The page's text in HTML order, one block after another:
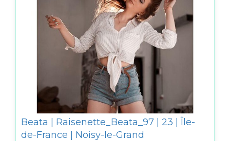
Beata | Raisenette_Beata_97 | 23 | Île-
de-France | Noisy-le-Grand